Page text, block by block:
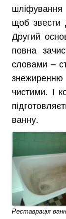
щоб звести
Другий
повна
словами –
чистими. І
ванну.
Реставрація ванн